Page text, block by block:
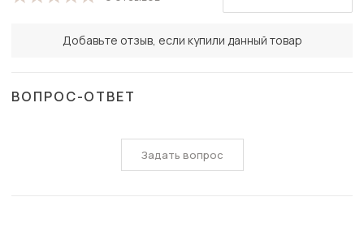
Добавьте отзыв, если купили данный товар
ВОПРОС-ОТВЕТ
Задать вопрос